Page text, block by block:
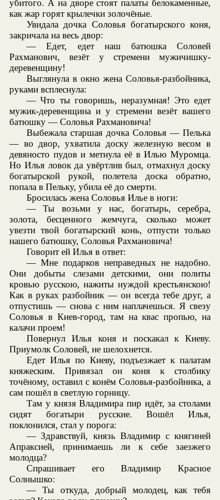
убитого. А на дворе стоят палаты белокаменные,
как жар горят крылечки золочёные.
Увидала дочка Соловья богатырского коня,
закричала на весь двор:
— Едет, едет наш батюшка Соловей
Рахманович, везёт у стремени мужичишку-
деревенщину!
Выглянула в окно жена Соловья-разбойника,
руками всплеснула:
— Что ты говоришь, неразумная! Это едет
мужик-деревенщина и у стремени везёт вашего
батюшку — Соловья Рахмановича!
Выбежала старшая дочка Соловья — Пелька
— во двор, ухватила доску железную весом в
девяносто пудов и метнула её в Илью Муромца.
Но Илья ловок да увёртлив был, отмахнул доску
богатырской рукой, полетела доска обратно,
попала в Пельку, убила её до смерти.
Бросилась жена Соловья Илье в ноги:
— Ты возьми у нас, богатырь, серебра,
золота, бесценного жемчуга, сколько может
увезти твой богатырский конь, отпусти только
нашего батюшку, Соловья Рахмановича!
Говорит ей Илья в ответ:
— Мне подарков неправедных не надобно.
Они добыты слезами детскими, они политы
кровью русскою, нажиты нуждой крестьянскою!
Как в руках разбойник — он всегда тебе друг, а
отпустишь — снова с ним наплачешься. Я свезу
Соловья в Киев-город, там на квас пропью, на
калачи проем!
Повернул Илья коня и поскакал к Киеву.
Приумолк Соловей, не шелохнется.
Едет Илья по Киеву, подъезжает к палатам
княжеским. Привязал он коня к столбику
точёному, оставил с конём Соловья-разбойника, а
сам пошёл в светлую горницу.
Там у князя Владимира пир идёт, за столами
сидят богатыри русские. Вошёл Илья,
поклонился, стал у порога:
— Здравствуй, князь Владимир с княгиней
Апраксией, принимаешь ли к себе заезжего
молодца?
Спрашивает его Владимир Красное
Солнышко:
— Ты откуда, добрый молодец, как тебя